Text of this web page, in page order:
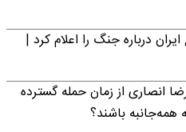
درباره جنگ را اعلام کرد |
انصاری از زمان حمله گسترده
همه‌جانبه باشند؟